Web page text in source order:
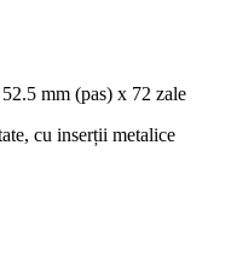
mm (pas) x 72 zale
cu inserții metalice